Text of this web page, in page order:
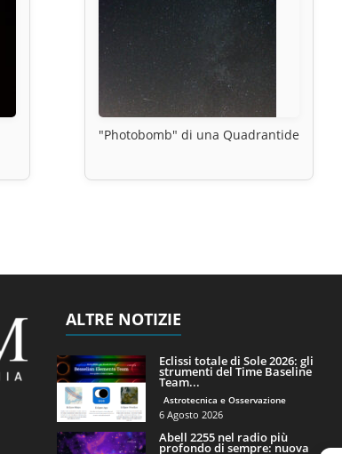
"Photobomb" di una Quadrantide
ALTRE NOTIZIE
Eclissi totale di Sole 2026: gli
strumenti del Time Baseline
Team...
Astrotecnica e Osservazione
6 Agosto 2026
Abell 2255 nel radio più
profondo di sempre: nuova